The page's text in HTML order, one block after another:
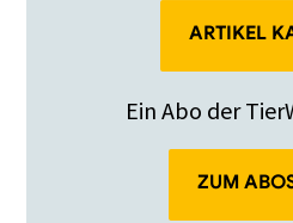
ARTIKEL
Ein Abo der
ZUM